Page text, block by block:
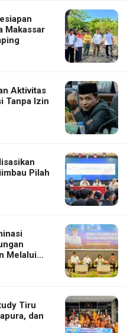
Makassar
Aktivitas
Tanpa Izin
Pilah
Melalui
Tiru
dan